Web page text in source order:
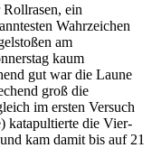
ein
Wahrzeichen
am
kaum
gut war die Laune
groß die
im ersten Versuch
katapultierte die Vier-
kam damit bis auf 21